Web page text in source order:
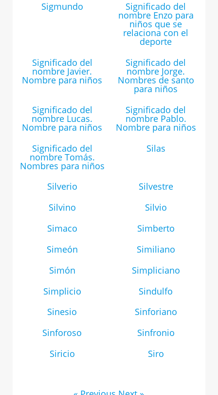
Sigmundo
Significado del
nombre Enzo para
niños que se
relaciona con el
deporte
Significado del
nombre Javier.
Nombre para niños
Significado del
nombre Jorge.
Nombres de santo
para niños
Significado del
nombre Lucas.
Nombre para niños
Significado del
nombre Pablo.
Nombre para niños
Significado del
nombre Tomás.
Nombres para niños
Silas
Silverio
Silvestre
Silvino
Silvio
Simaco
Simberto
Simeón
Similiano
Simón
Simpliciano
Simplicio
Sindulfo
Sinesio
Sinforiano
Sinforoso
Sinfronio
Siricio
Siro